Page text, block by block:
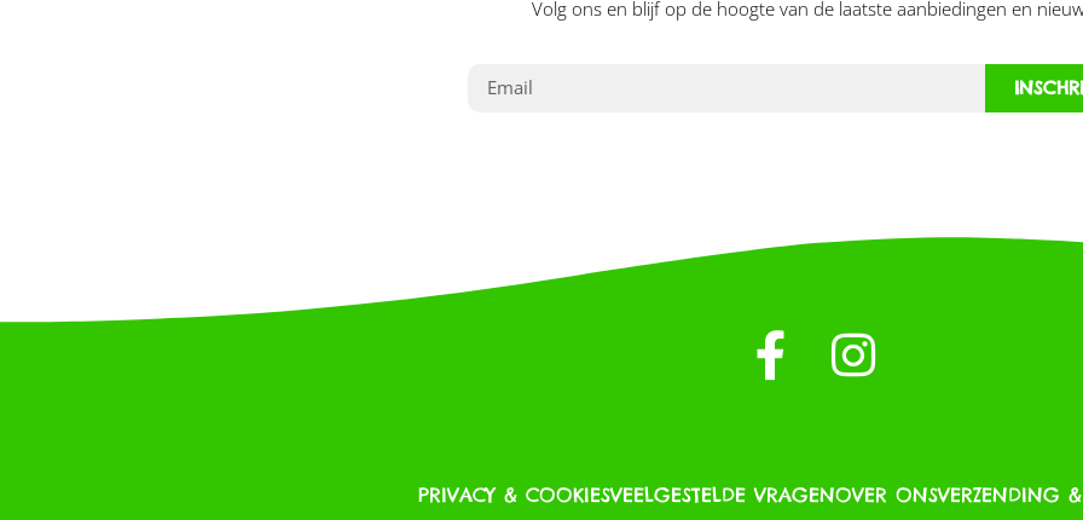
Volg ons en blijf op de hoogte van de laatste aanbiedingen en
PRIVACY & COOKIESVEELGESTELDE VRAGENOVER ONSVERZENDING